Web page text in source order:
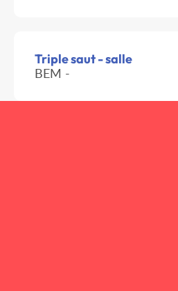
Triple saut - salle
BEM -